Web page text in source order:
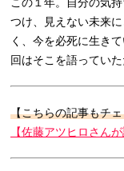
つけ、見えない未来
く、今を必死に生き
回はそこを語っていた
【こちらの記事もチ
【佐藤アツヒロさん